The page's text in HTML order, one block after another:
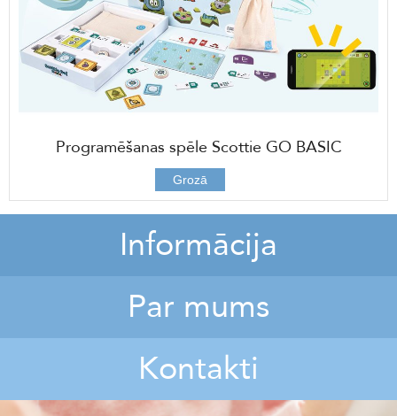
Programēšanas spēle Scottie GO BASIC
96,00 €
Grozā
Informācija
Par mums
Kontakti